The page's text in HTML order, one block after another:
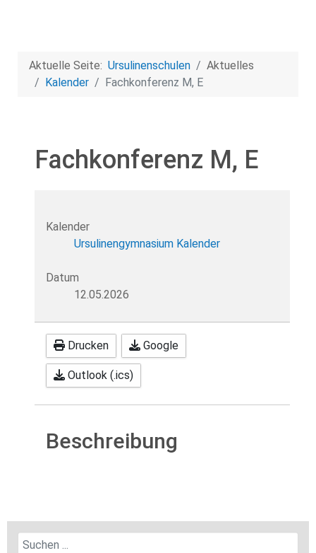
Aktuelle Seite: Ursulinenschulen
Aktuelles
Kalender
Fachkonferenz M, E
Fachkonferenz M, E
Kalender
Ursulinengymnasium Kalender
Datum
12.05.2026
Drucken Google
Outlook (.ics)
Beschreibung